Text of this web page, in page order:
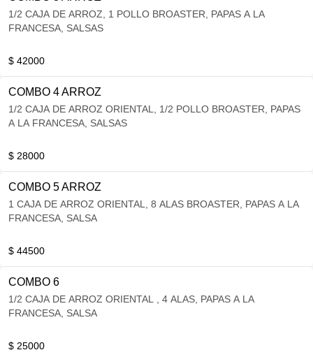
1/2 CAJA DE ARROZ, 1 POLLO BROASTER, PAPAS A LA
FRANCESA, SALSAS
$ 42000
COMBO 4 ARROZ
1/2 CAJA DE ARROZ ORIENTAL, 1/2 POLLO BROASTER, PAPAS
A LA FRANCESA, SALSAS
$ 28000
COMBO 5 ARROZ
1 CAJA DE ARROZ ORIENTAL, 8 ALAS BROASTER, PAPAS A LA
FRANCESA, SALSA
$ 44500
COMBO 6
1/2 CAJA DE ARROZ ORIENTAL , 4 ALAS, PAPAS A LA
FRANCESA, SALSA
$ 25000